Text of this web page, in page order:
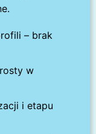
– brak
w
i etapu